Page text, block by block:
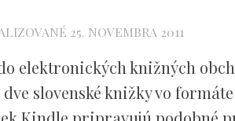
25. NOVEMBRA 2011
elektronických knižných
slovenské knižky vo